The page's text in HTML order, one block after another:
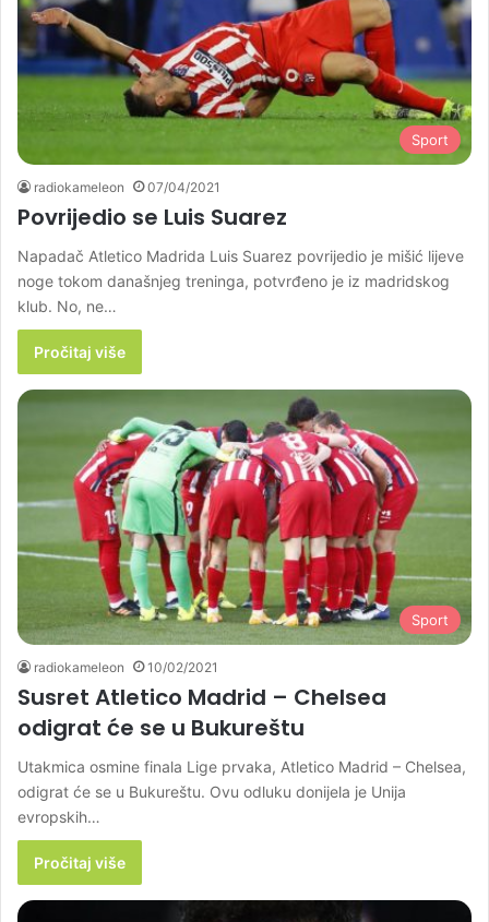
Sport
radiokameleon 07/04/2021
Povrijedio se Luis Suarez
Napadač Atletico Madrida Luis Suarez povrijedio je mišić lijeve
noge tokom današnjeg treninga, potvrđeno je iz madridskog
klub. No, ne…
Pročitaj više
Sport
radiokameleon 10/02/2021
Susret Atletico Madrid – Chelsea
odigrat će se u Bukureštu
Utakmica osmine finala Lige prvaka, Atletico Madrid – Chelsea,
odigrat će se u Bukureštu. Ovu odluku donijela je Unija
evropskih…
Pročitaj više